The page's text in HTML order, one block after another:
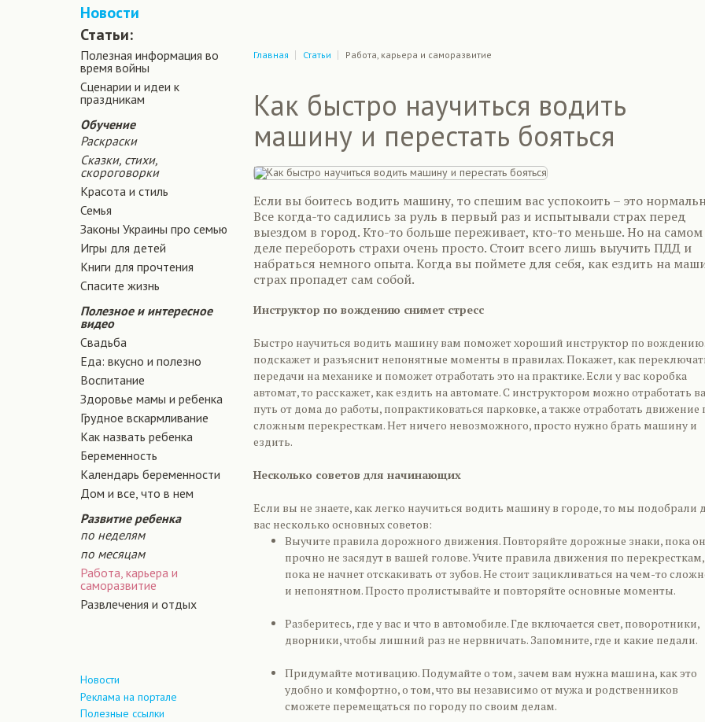
Новости
Статьи:
Полезная информация во
время войны
Сценарии и идеи к
праздникам
Обучение
Раскраски
Сказки, стихи,
скороговорки
Красота и стиль
Семья
Законы Украины про семью
Игры для детей
Книги для прочтения
Спасите жизнь
Полезное и интересное
видео
Свадьба
Еда: вкусно и полезно
Воспитание
Здоровье мамы и ребенка
Грудное вскармливание
Как назвать ребенка
Беременность
Календарь беременности
Дом и все, что в нем
Развитие ребенка
по неделям
по месяцам
Работа, карьера и
саморазвитие
Развлечения и отдых
Новости
Реклама на портале
Полезные ссылки
Главная Статьи Работа, карьера и саморазвитие
Как быстро научиться водить
машину и перестать бояться
Если вы боитесь водить машину, то спешим вас успокоить – это
Все когда-то садились за руль в первый раз и испытывали страх перед
выездом в город. Кто-то больше переживает, кто-то меньше. Но на самом
деле перебороть страхи очень просто. Стоит всего лишь выучить ПДД и
набраться немного опыта. Когда вы поймете для себя, как ездить на
страх пропадет сам собой.
Инструктор по вождению снимет стресс
Быстро научиться водить машину вам поможет хороший инструктор по
подскажет и разъяснит непонятные моменты в правилах. Покажет, как
передачи на механике и поможет отработать это на практике. Если у вас коробка
автомат, то расскажет, как ездить на автомате. С инструктором можно отработать
путь от дома до работы, попрактиковаться парковке, а также отработать движение
сложным перекресткам. Нет ничего невозможного, просто нужно брать машину и
ездить.
Несколько советов для начинающих
Если вы не знаете, как легко научиться водить машину в городе, то мы подобрали
вас несколько основных советов:
Выучите правила дорожного движения. Повторяйте дорожные знаки, пока
прочно не засядут в вашей голове. Учите правила движения по перекресткам,
пока не начнет отскакивать от зубов. Не стоит зацикливаться на чем-то
и непонятном. Просто пролистывайте и повторяйте основные моменты.
Разберитесь, где у вас и что в автомобиле. Где включается свет, поворотники,
дворники, чтобы лишний раз не нервничать. Запомните, где и какие педали.
Придумайте мотивацию. Подумайте о том, зачем вам нужна машина, как это
удобно и комфортно, о том, что вы независимо от мужа и родственников
сможете перемещаться по городу по своим делам.